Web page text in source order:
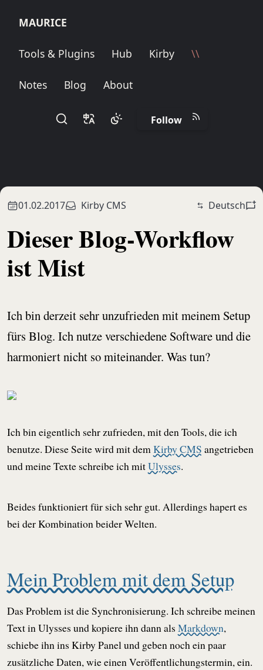
MAURICE
Tools & Plugins Hub Kirby \\
Notes Blog About
Follow
01.02.2017 Kirby CMS Deutsch
Dieser Blog-Workflow
ist Mist
Ich bin derzeit sehr unzufrieden mit meinem Setup
fürs Blog. Ich nutze verschiedene Software und die
harmoniert nicht so miteinander. Was tun?
Ich bin eigentlich sehr zufrieden, mit den Tools, die ich
benutze. Diese Seite wird mit demKirby CMS angetrieben
und meine Texte schreibe ich mitUlysses.
Beides funktioniert für sich sehr gut. Allerdings hapert es
bei der Kombination beider Welten.
Mein Problem mit dem Setup
Das Problem ist die Synchronisierung. Ich schreibe meinen
Text in Ulysses und kopiere ihn dann als Markdown,
schiebe ihn ins Kirby Panel und geben noch ein paar
zusätzliche Daten, wie einen Veröffentlichungstermin, ein.